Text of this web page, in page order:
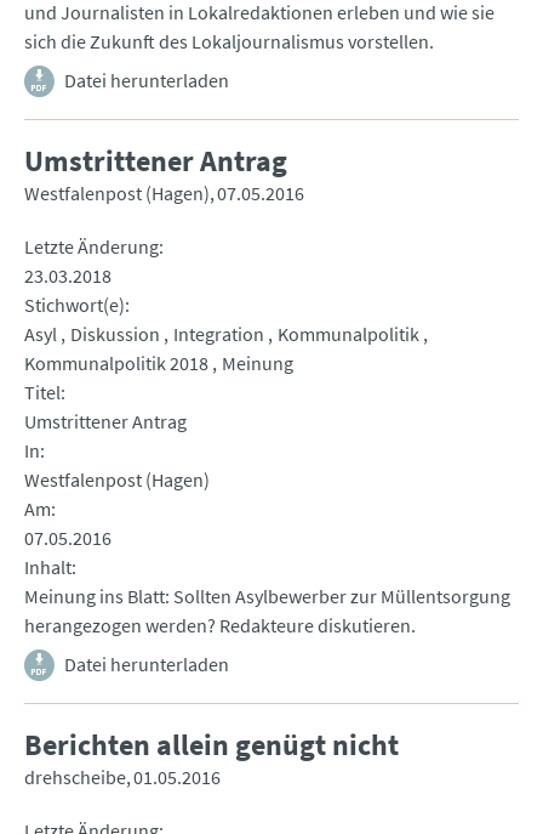
und Journalisten in Lokalredaktionen erleben und wie sie
sich die Zukunft des Lokaljournalismus vorstellen.
Datei herunterladen
Umstrittener Antrag
Westfalenpost (Hagen) 07.05.2016
Letzte Änderung
23.03.2018
Stichwort(e)
Asyl Diskussion Integration
Kommunalpolitik
Kommunalpolitik 2018 Meinung
Titel
Umstrittener Antrag
In
Westfalenpost (Hagen)
Am
07.05.2016
Inhalt
Meinung ins Blatt: Sollten Asylbewerber zur Müllentsorgung
herangezogen werden? Redakteure diskutieren.
Datei herunterladen
Berichten allein genügt nicht
drehscheibe 01.05.2016